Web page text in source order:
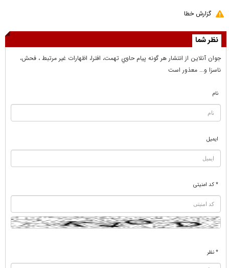
گزارش خطا
نظر شما
جوان آنلاين از انتشار هر گونه پيام حاوي تهمت، افترا، اظهارات غير مرتبط ، فحش،
ناسزا و... معذور است
نام
ایمیل
* کد امنیتی
* نظر